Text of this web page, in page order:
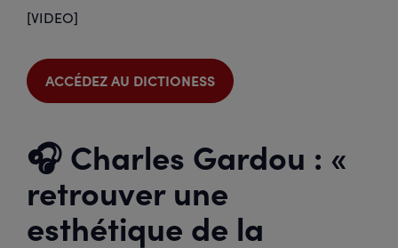
[VIDEO]
ACCÉDEZ AU DICTIONESS
🎧 Charles Gardou : «
retrouver une
esthétique de la